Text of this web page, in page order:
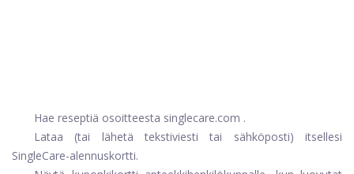
Hae reseptiä osoitteesta singlecare.com .
Lataa (tai lähetä tekstiviesti tai sähköposti) itsellesi
SingleCare-alennuskortti.